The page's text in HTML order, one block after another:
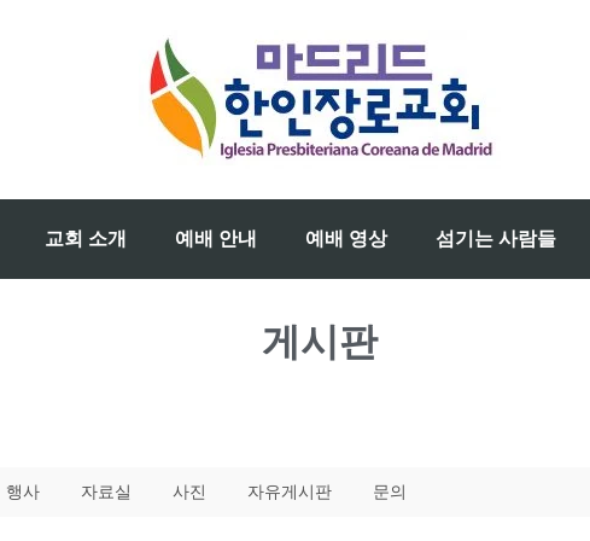
교회 소개 예배 안내 예배 영상 섬기는 사람들
게시판
행사 자료실 사진 자유게시판 문의